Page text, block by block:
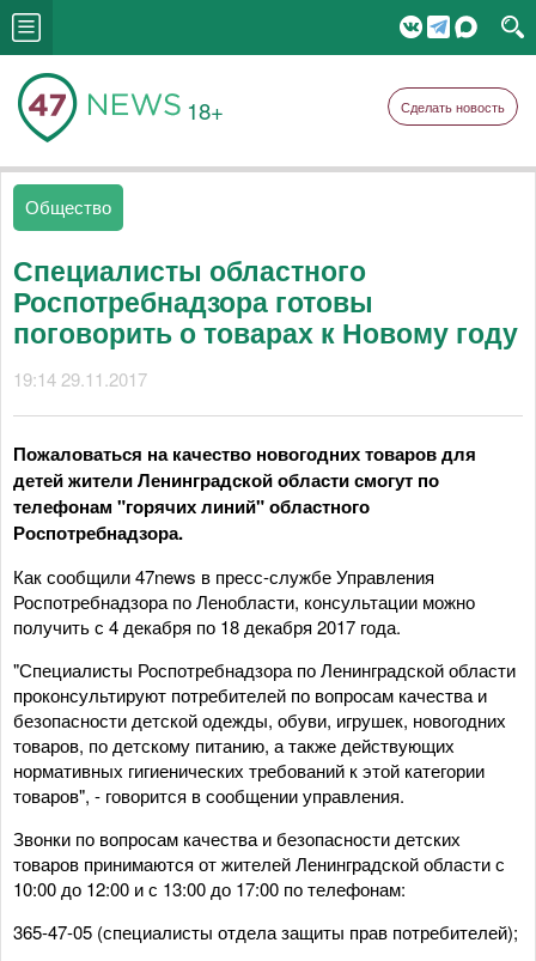
18+ Сделать новость
Общество
Специалисты областного
Роспотребнадзора готовы
поговорить о товарах к Новому году
19:14 29.11.2017
Пожаловаться на качество новогодних товаров для
детей жители Ленинградской области смогут по
телефонам "горячих линий" областного
Роспотребнадзора.
Как сообщили 47news в пресс-службе Управления
Роспотребнадзора по Ленобласти, консультации можно
получить с 4 декабря по 18 декабря 2017 года.
"Специалисты Роспотребнадзора по Ленинградской области
проконсультируют потребителей по вопросам качества и
безопасности детской одежды, обуви, игрушек, новогодних
товаров, по детскому питанию, а также действующих
нормативных гигиенических требований к этой категории
товаров", - говорится в сообщении управления.
Звонки по вопросам качества и безопасности детских
товаров принимаются от жителей Ленинградской области с
10:00 до 12:00 и с 13:00 до 17:00 по телефонам:
365-47-05 (специалисты отдела защиты прав потребителей);